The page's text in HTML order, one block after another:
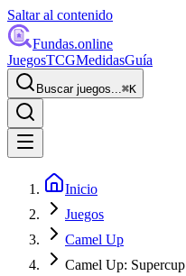
Saltar al contenido
Fundas.online
JuegosTCGMedidasGuía
Buscar juegos...⌘K
Inicio
Juegos
Camel Up
Camel Up: Supercup